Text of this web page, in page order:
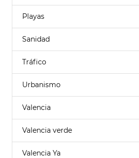
Playas
Sanidad
Tráfico
Urbanismo
Valencia
Valencia verde
Valencia Ya